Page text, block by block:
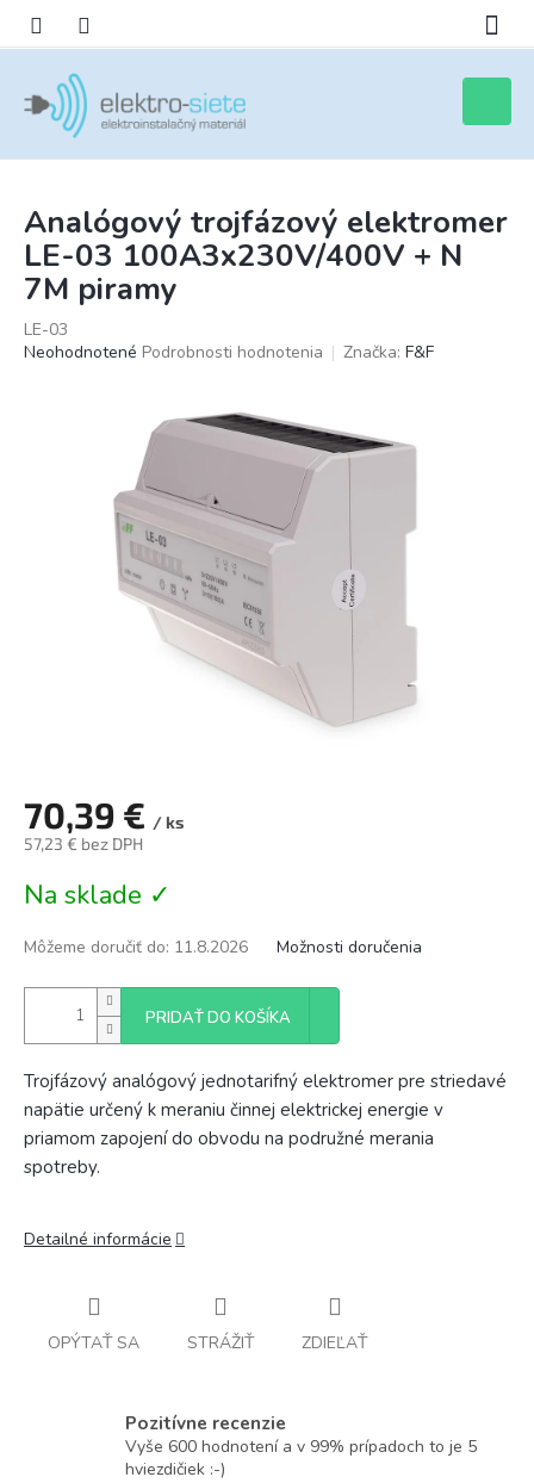
obsah
košík
Analógový trojfázový elektromer
LE-03 100A3x230V/400V + N
7M piramy
LE-03
Priemerné
Neohodnotené Podrobnosti hodnotenia Značka: F&F
70,39 € / ks
57,23 € bez DPH
cena:
Na sklade ✓
Môžeme doručiť do: 11.8.2026 Možnosti doručenia
PRIDAŤ DO KOŠÍKA
Trojfázový analógový jednotarifný elektromer pre striedavé
napätie určený k meraniu činnej elektrickej energie v
priamom zapojení do obvodu na podružné merania
spotreby.
Detailné informácie
OPÝTAŤ SA STRÁŽIŤ ZDIEĽAŤ
Pozitívne recenzie
Vyše 600 hodnotení a v 99% prípadoch to je 5
hviezdičiek :-)